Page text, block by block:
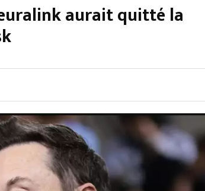
aurait quitté la